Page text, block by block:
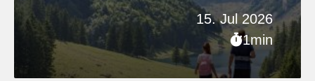
15. Jul 2026
1min